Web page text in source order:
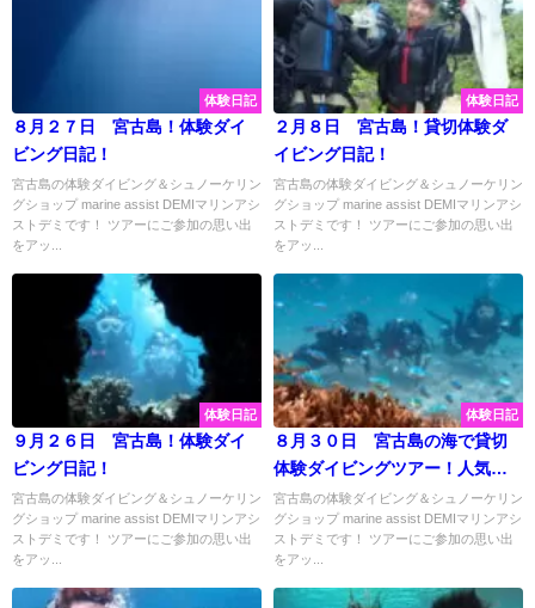
体験日記
８月２７日 宮古島！体験ダイ
ビング日記！
宮古島の体験ダイビング＆シュノーケリン
グショップ marine assist DEMIマリンアシ
ストデミです！ ツアーにご参加の思い出
をアッ...
体験日記
２月８日 宮古島！貸切体験ダ
イビング日記！
宮古島の体験ダイビング＆シュノーケリン
グショップ marine assist DEMIマリンアシ
ストデミです！ ツアーにご参加の思い出
をアッ...
体験日記
９月２６日 宮古島！体験ダイ
ビング日記！
宮古島の体験ダイビング＆シュノーケリン
グショップ marine assist DEMIマリンアシ
ストデミです！ ツアーにご参加の思い出
をアッ...
体験日記
８月３０日 宮古島の海で貸切
体験ダイビングツアー！人気の
お魚たちに会ってきました♡
宮古島の体験ダイビング＆シュノーケリン
グショップ marine assist DEMIマリンアシ
ストデミです！ ツアーにご参加の思い出
をアッ...